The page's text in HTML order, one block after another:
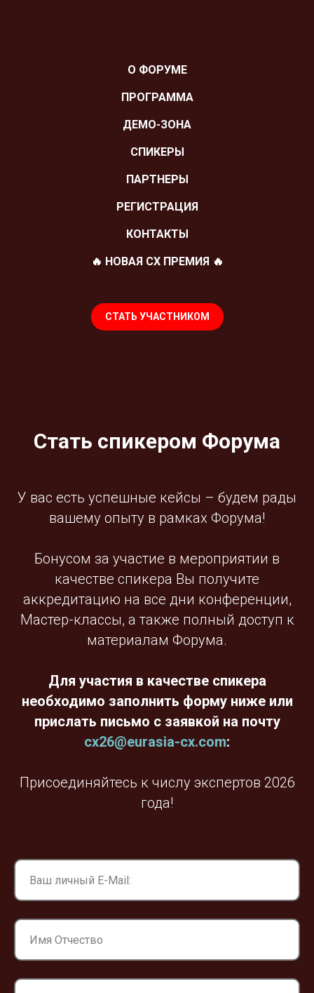
О ФОРУМЕ
ПРОГРАММА
ДЕМО-ЗОНА
СПИКЕРЫ
ПАРТНЕРЫ
РЕГИСТРАЦИЯ
КОНТАКТЫ
🔥 НОВАЯ СХ ПРЕМИЯ 🔥
СТАТЬ УЧАСТНИКОМ
Стать спикером Форума
У вас есть успешные кейсы – будем рады
вашему опыту в рамках Форума!
Бонусом за участие в мероприятии в
качестве спикера Вы получите
аккредитацию на все дни конференции,
Мастер-классы, а также полный доступ к
материалам Форума.
Для участия в качестве спикера
необходимо заполнить форму ниже или
прислать письмо с заявкой на почту
cx26@eurasia-cx.com:
Присоединяйтесь к числу экспертов 2026
года!